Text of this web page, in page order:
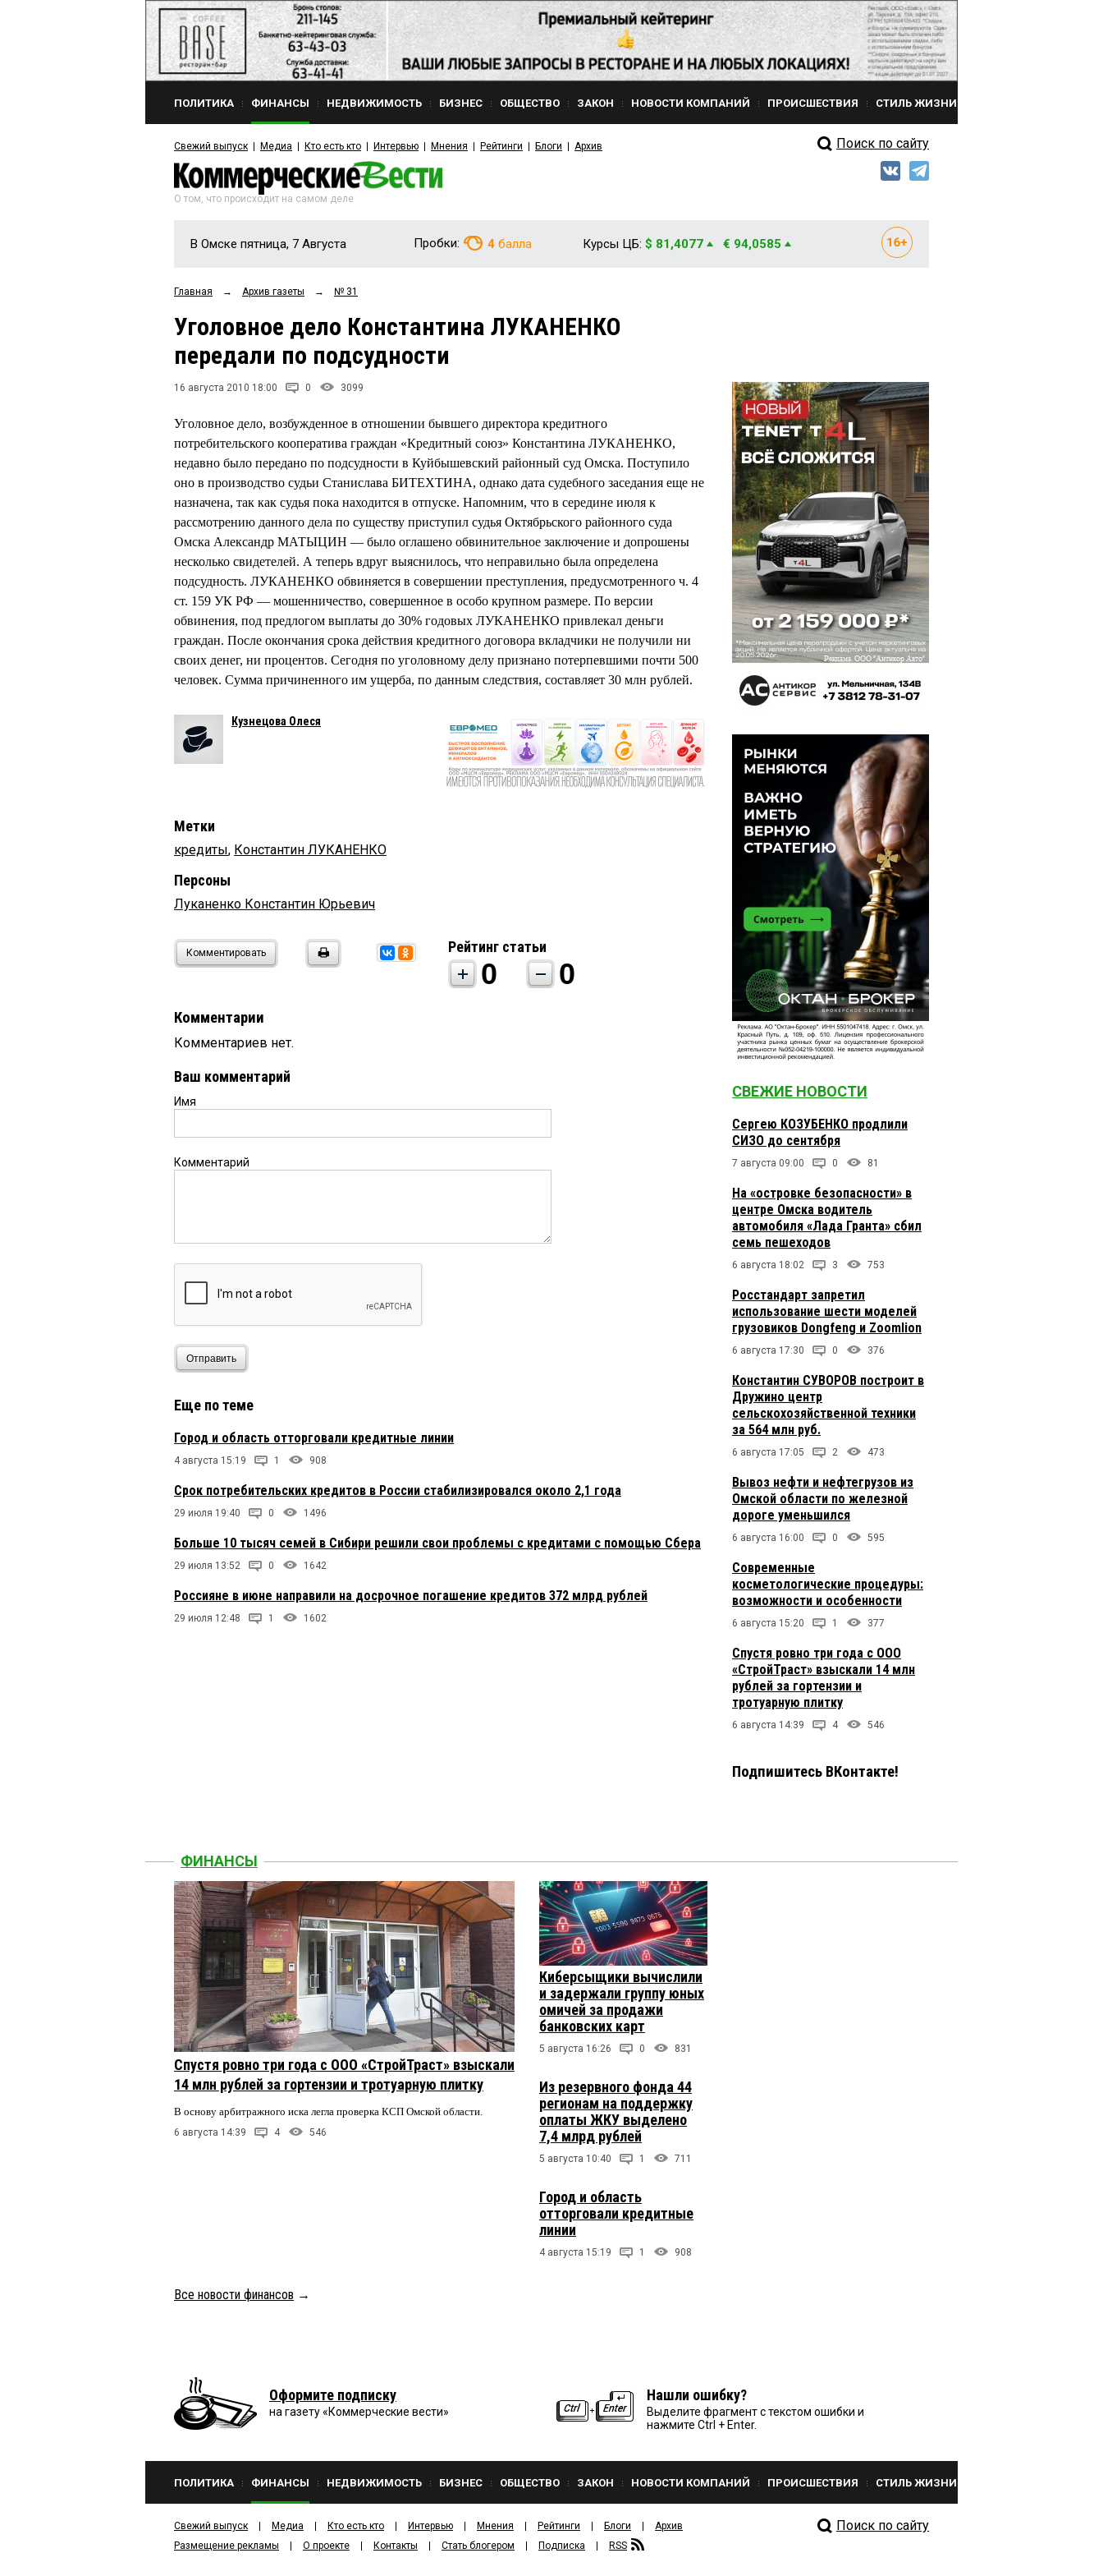
ПОЛИТИКА ФИНАНСЫ НЕДВИЖИМОСТЬ БИЗНЕС ОБЩЕСТВО ЗАКОН НОВОСТИ КОМПАНИЙ ПРОИСШЕСТВИЯ СТИЛЬ ЖИЗНИ
Свежий выпуск Медиа Кто есть кто Интервью Мнения Рейтинги Блоги Архив Поиск по сайту
О том, что происходит на самом деле
В Омске пятница, 7 Августа Пробки: 4 балла Курсы ЦБ: $ 81,4077 € 94,0585
Главная → Архив газеты → № 31
Уголовное дело Константина ЛУКАНЕНКО
передали по подсудности
16 августа 2010 18:00 0 3099
Уголовное дело, возбужденное в отношении бывшего директора кредитного
потребительского кооператива граждан «Кредитный союз» Константина ЛУКАНЕНКО,
недавно было передано по подсудности в Куйбышевский районный суд Омска. Поступило
оно в производство судьи Станислава БИТЕХТИНА, однако дата судебного заседания еще не
назначена, так как судья пока находится в отпуске. Напомним, что в середине июля к
рассмотрению данного дела по существу приступил судья Октябрьского районного суда
Омска Александр МАТЫЦИН — было оглашено обвинительное заключение и допрошены
несколько свидетелей. А теперь вдруг выяснилось, что неправильно была определена
подсудность. ЛУКАНЕНКО обвиняется в совершении преступления, предусмотренного ч. 4
ст. 159 УК РФ — мошенничество, совершенное в особо крупном размере. По версии
обвинения, под предлогом выплаты до 30% годовых ЛУКАНЕНКО привлекал деньги
граждан. После окончания срока действия кредитного договора вкладчики не получили ни
своих денег, ни процентов. Сегодня по уголовному делу признано потерпевшими почти 500
человек. Сумма причиненного им ущерба, по данным следствия, составляет 30 млн рублей.
Кузнецова Олеся
Метки
кредиты, Константин ЛУКАНЕНКО
Персоны
Луканенко Константин Юрьевич
Комментировать Рейтинг статьи
0 0
Комментарии
Комментариев нет.
Ваш комментарий
Имя
Комментарий
Отправить
Еще по теме
Город и область отторговали кредитные линии
4 августа 15:19 1 908
Срок потребительских кредитов в России стабилизировался около 2,1 года
29 июля 19:40 0 1496
Больше 10 тысяч семей в Сибири решили свои проблемы с кредитами с помощью Сбера
29 июля 13:52 0 1642
Россияне в июне направили на досрочное погашение кредитов 372 млрд рублей
29 июля 12:48 1 1602
СВЕЖИЕ НОВОСТИ
Сергею КОЗУБЕНКО продлили
СИЗО до сентября
7 августа 09:00 0 81
На «островке безопасности» в
центре Омска водитель
автомобиля «Лада Гранта» сбил
семь пешеходов
6 августа 18:02 3 753
Росстандарт запретил
использование шести моделей
грузовиков Dongfeng и Zoomlion
6 августа 17:30 0 376
Константин СУВОРОВ построит в
Дружино центр
сельскохозяйственной техники
за 564 млн руб.
6 августа 17:05 2 473
Вывоз нефти и нефтегрузов из
Омской области по железной
дороге уменьшился
6 августа 16:00 0 595
Современные
косметологические процедуры:
возможности и особенности
6 августа 15:20 1 377
Спустя ровно три года с ООО
«СтройТраст» взыскали 14 млн
рублей за гортензии и
тротуарную плитку
6 августа 14:39 4 546
Подпишитесь ВКонтакте!
ФИНАНСЫ
Спустя ровно три года с ООО «СтройТраст» взыскали
14 млн рублей за гортензии и тротуарную плитку
В основу арбитражного иска легла проверка КСП Омской области.
6 августа 14:39 4 546
Киберсыщики вычислили
и задержали группу юных
омичей за продажи
банковских карт
5 августа 16:26 0 831
Из резервного фонда 44
регионам на поддержку
оплаты ЖКУ выделено
7,4 млрд рублей
5 августа 10:40 1 711
Город и область
отторговали кредитные
линии
4 августа 15:19 1 908
Все новости финансов →
Оформите подписку
на газету «Коммерческие вести»
Нашли ошибку?
Выделите фрагмент с текстом ошибки и
нажмите Ctrl + Enter.
ПОЛИТИКА ФИНАНСЫ НЕДВИЖИМОСТЬ БИЗНЕС ОБЩЕСТВО ЗАКОН НОВОСТИ КОМПАНИЙ ПРОИСШЕСТВИЯ СТИЛЬ ЖИЗНИ
Свежий выпуск Медиа Кто есть кто Интервью Мнения Рейтинги Блоги
Архив
Размещение рекламы
О проекте Контакты Стать блогером Подписка RSS
Поиск по сайту